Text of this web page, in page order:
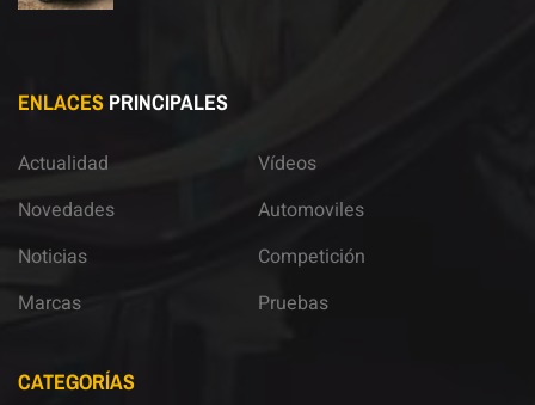
ENLACES PRINCIPALES
Actualidad
Novedades
Noticias
Marcas
Vídeos
Automoviles
Competición
Pruebas
CATEGORÍAS